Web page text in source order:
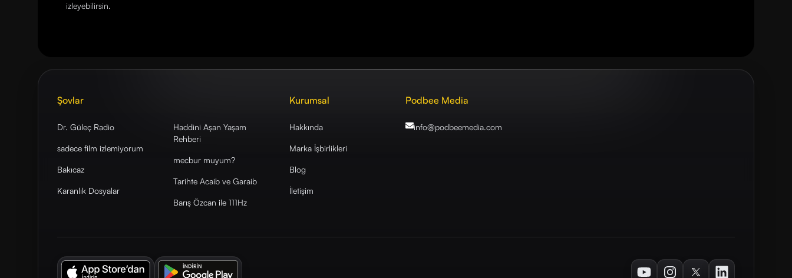
izleyebilirsin.
Şovlar
Dr. Güleç Radio
sadece film izlemiyorum
Bakıcaz
Karanlık Dosyalar
Haddini Aşan Yaşam
Rehberi
mecbur muyum?
Tarihte Acaib ve Garaib
Barış Özcan ile 111Hz
Kurumsal
Hakkında
Marka İşbirlikleri
Blog
İletişim
Podbee Media
info@podbeemedia.com